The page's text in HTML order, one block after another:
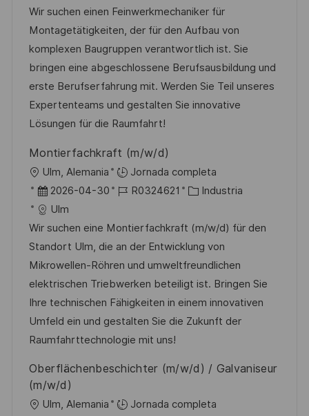
c
a
c
i
ó
n
c
h
a
d
e
p
u
l
i
c
a
c
i
ó
n
d
e
e
m
p
l
e
t
e
g
o
r
í
Wir suchen einen Feinwerkmechaniker für
Montagetätigkeiten, der für den Aufbau von
komplexen Baugruppen verantwortlich ist. Sie
bringen eine abgeschlossene Berufsausbildung und
erste Berufserfahrung mit. Werden Sie Teil unseres
Expertenteams und gestalten Sie innovative
Lösungen für die Raumfahrt!
Montierfachkraft (m/w/d)
U
b
c
a
c
i
ó
n
Ulm, Alemania
Jornada completa
F
e
c
h
a
d
e
p
u
l
2026-04-30
I
d
e
e
m
p
l
e
R0324621
C
t
e
g
o
r
í
Industria
Ulm
Wir suchen eine Montierfachkraft (m/w/d) für den
Standort Ulm, die an der Entwicklung von
Mikrowellen-Röhren und umweltfreundlichen
elektrischen Triebwerken beteiligt ist. Bringen Sie
Ihre technischen Fähigkeiten in einem innovativen
Umfeld ein und gestalten Sie die Zukunft der
Raumfahrttechnologie mit uns!
Oberflächenbeschichter (m/w/d) / Galvaniseur
(m/w/d)
U Ulm, Alemania
Jornada completa